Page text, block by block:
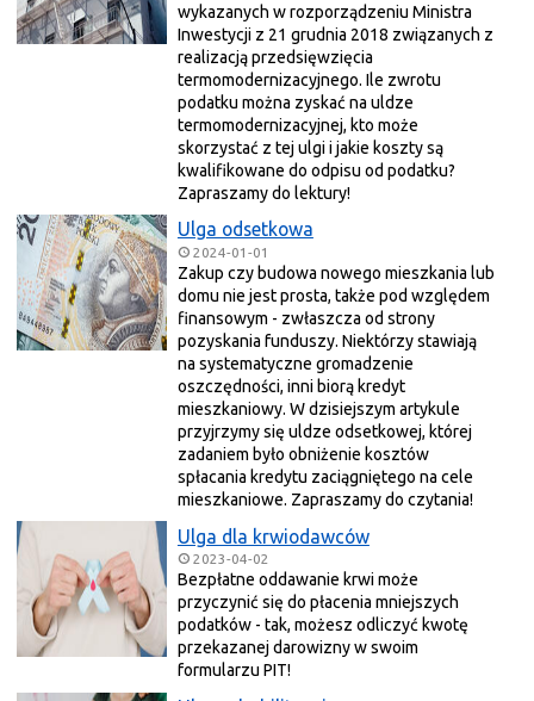
wykazanych w rozporządzeniu Ministra
Inwestycji z 21 grudnia 2018 związanych z
realizacją przedsięwzięcia
termomodernizacyjnego. Ile zwrotu
podatku można zyskać na uldze
termomodernizacyjnej, kto może
skorzystać z tej ulgi i jakie koszty są
kwalifikowane do odpisu od podatku?
Zapraszamy do lektury!
Ulga odsetkowa
2024-01-01
Zakup czy budowa nowego mieszkania lub
domu nie jest prosta, także pod względem
finansowym - zwłaszcza od strony
pozyskania funduszy. Niektórzy stawiają
na systematyczne gromadzenie
oszczędności, inni biorą kredyt
mieszkaniowy. W dzisiejszym artykule
przyjrzymy się uldze odsetkowej, której
zadaniem było obniżenie kosztów
spłacania kredytu zaciągniętego na cele
mieszkaniowe. Zapraszamy do czytania!
Ulga dla krwiodawców
2023-04-02
Bezpłatne oddawanie krwi może
przyczynić się do płacenia mniejszych
podatków - tak, możesz odliczyć kwotę
przekazanej darowizny w swoim
formularzu PIT!